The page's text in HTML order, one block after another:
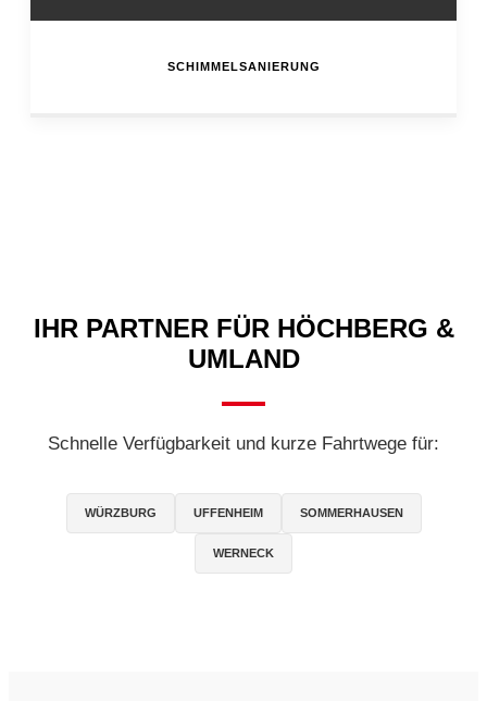
SCHIMMELSANIERUNG
IHR PARTNER FÜR HÖCHBERG &
UMLAND
Schnelle Verfügbarkeit und kurze Fahrtwege für:
WÜRZBURG UFFENHEIM SOMMERHAUSEN
WERNECK